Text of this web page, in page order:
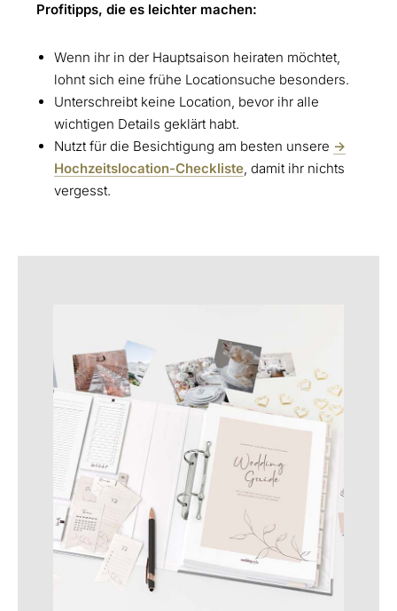
Profitipps, die es leichter machen:
Wenn ihr in der Hauptsaison heiraten möchtet,
lohnt sich eine frühe Locationsuche besonders.
Unterschreibt keine Location, bevor ihr alle
wichtigen Details geklärt habt.
Nutzt für die Besichtigung am besten unsere ->
Hochzeitslocation-Checkliste, damit ihr nichts
vergesst.